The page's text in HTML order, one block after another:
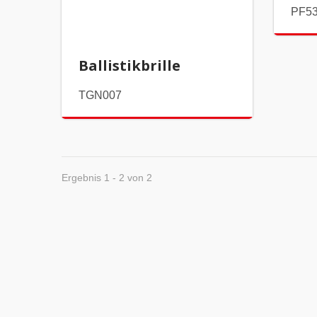
Ballistikbrille
TGN007
Ergebnis 1 - 2 von 2